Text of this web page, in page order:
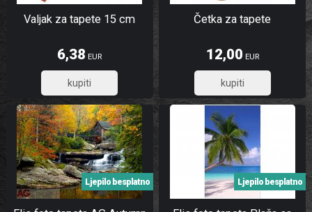
Valjak za tapete 15 cm
6,38 EUR
5,10
Četka za tapete
12,00 EUR
9,60
Ljepilo besplatno Ljepilo besplatno